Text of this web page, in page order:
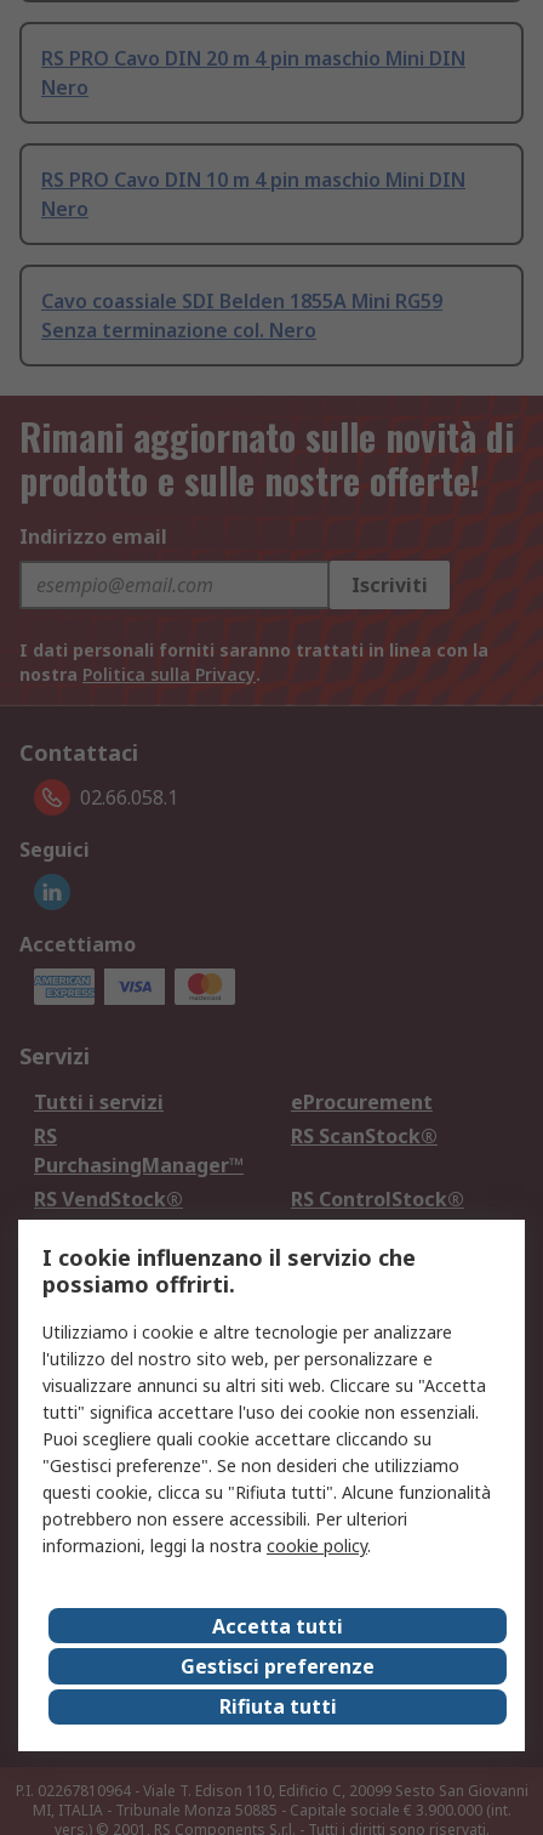
RS PRO Cavo DIN 20 m 4 pin maschio Mini DIN
Nero
RS PRO Cavo DIN 10 m 4 pin maschio Mini DIN
Nero
Cavo coassiale SDI Belden 1855A Mini RG59
Senza terminazione col. Nero
Rimani aggiornato sulle novità di
prodotto e sulle nostre offerte!
Indirizzo email
Iscriviti
I dati personali forniti saranno trattati in linea con la
nostra Politica sulla Privacy.
Contattaci
02.66.058.1
Seguici
Accettiamo
Servizi
Tutti i servizi
eProcurement
RS
PurchasingManager™
RS ScanStock®
RS VendStock®
RS ControlStock®
Legale
Informativa Cookie
Informativa Privacy -
Aggiornata
Email Security
Termini d'uso
Condizioni di vendita
Condizioni generali di
servizio
Etica e responsabilità
Chi Siamo
Chi Siamo
Contattaci
Supporto
ESG
Carriere
RS Group
Press Centre
Discovery: il Blog di RS
P.I. 02267810964 - Viale T. Edison 110, Edificio C, 20099 Sesto San Giovanni
MI, ITALIA - Tribunale Monza 50885 - Capitale sociale € 3.900.000 (int.
vers.) © 2001, RS Components S.r.l. - Tutti i diritti sono riservati.
I cookie influenzano il servizio che
possiamo offrirti.
Utilizziamo i cookie e altre tecnologie per analizzare
l'utilizzo del nostro sito web, per personalizzare e
visualizzare annunci su altri siti web. Cliccare su "Accetta
tutti" significa accettare l'uso dei cookie non essenziali.
Puoi scegliere quali cookie accettare cliccando su
"Gestisci preferenze". Se non desideri che utilizziamo
questi cookie, clicca su "Rifiuta tutti". Alcune funzionalità
potrebbero non essere accessibili. Per ulteriori
informazioni, leggi la nostra cookie policy.
Accetta tutti
Gestisci preferenze
Rifiuta tutti